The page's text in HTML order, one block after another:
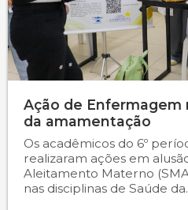
Ação de
da amamentação
Os acadêmicos do 6º
realizaram ações em
Aleitamento Materno
nas disciplinas de Saúde